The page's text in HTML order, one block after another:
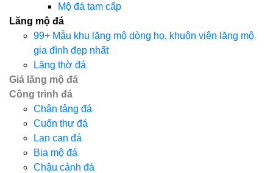
Mộ đá tam cấp
Lăng mộ đá
99+ Mẫu khu lăng mộ dòng họ, khuôn viên lăng mộ
gia đình đẹp nhất
Lăng thờ đá
Giá lăng mộ đá
Công trình đá
Chân tảng đá
Cuốn thư đá
Lan can đá
Bia mộ đá
Chậu cảnh đá